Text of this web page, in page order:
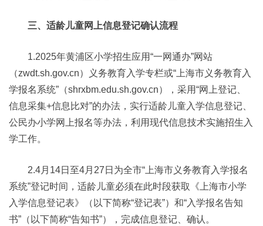
三、适龄儿童网上信息登记确认流程
1.2025年黄浦区小学招生应用“一网通办”网站
（zwdt.sh.gov.cn）义务教育入学专栏或“上海市义务教育入
学报名系统”（shrxbm.edu.sh.gov.cn），采用“网上登记、
信息采集+信息比对”的办法，实行适龄儿童入学信息登记、
公民办小学网上报名等办法，利用现代信息技术实施招生入
学工作。
2.4月14日至4月27日为全市“上海市义务教育入学报名
系统”登记时间，适龄儿童必须在此时段获取《上海市小学
入学信息登记表》（以下简称“登记表”）和“入学报名告知
书”（以下简称“告知书”），完成信息登记、确认。